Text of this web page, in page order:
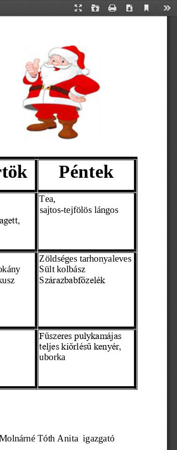
Presentation
Open Print Download
Current
Péntek
Tea,
sajtos -tejfölös lángos
Zöldséges tarhonyaleves
Sült kolbász
Szárazbabfőzelék
Fűszeres pulykamájas
teljes kiőrlésű kenyér,
uborka
Molnárné Tóth Anita  igazgató